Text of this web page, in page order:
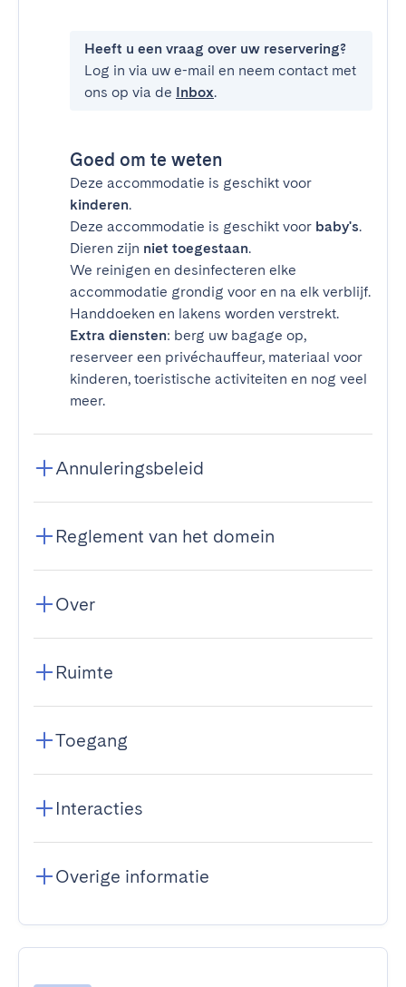
Heeft u een vraag over uw reservering?
Log in via uw e-mail en neem contact met
ons op via de Inbox.
Goed om te weten
Deze accommodatie is geschikt voor
kinderen.
Deze accommodatie is geschikt voor baby's.
Dieren zijn niet toegestaan.
We reinigen en desinfecteren elke
accommodatie grondig voor en na elk verblijf.
Handdoeken en lakens worden verstrekt.
Extra diensten: berg uw bagage op,
reserveer een privéchauffeur, materiaal voor
kinderen, toeristische activiteiten en nog veel
meer.
Annuleringsbeleid
Reglement van het domein
Over
Ruimte
Toegang
Interacties
Overige informatie